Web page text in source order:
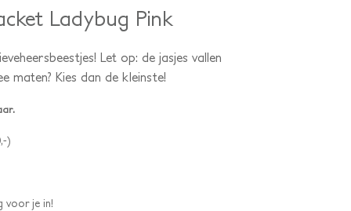
Ladybug Pink
Let op: de jasjes vallen
maten? Kies dan de kleinste!
)
voor je in!